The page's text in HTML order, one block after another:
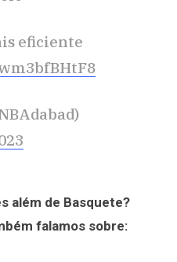
eficiente
além de Basquete?
falamos sobre: